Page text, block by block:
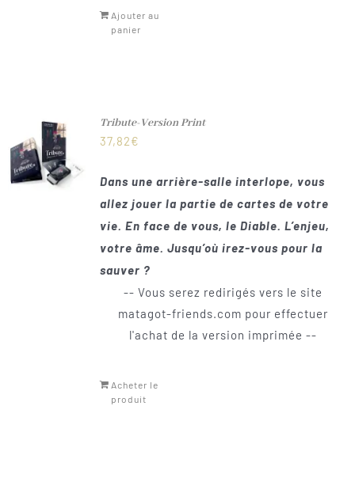
Ajouter au
panier
Tribute-Version Print
37,82€
Dans une arrière-salle interlope, vous
allez jouer la partie de cartes de votre
vie. En face de vous, le Diable. L’enjeu,
votre âme. Jusqu’où irez-vous pour la
sauver ?
-- Vous serez redirigés vers le site
matagot-friends.com pour effectuer
l'achat de la version imprimée --
Acheter le
produit